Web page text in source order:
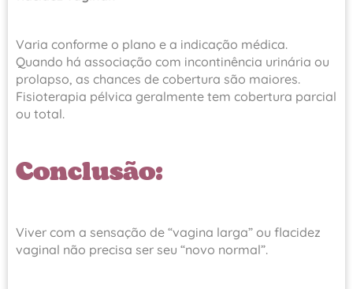
Varia conforme o plano e a indicação médica.
Quando há associação com incontinência urinária ou
prolapso, as chances de cobertura são maiores.
Fisioterapia pélvica geralmente tem cobertura parcial
ou total.
Conclusão:
Viver com a sensação de “vagina larga” ou flacidez
vaginal não precisa ser seu “novo normal”.